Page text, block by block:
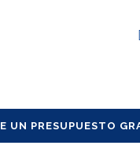
UN PRESUPUESTO